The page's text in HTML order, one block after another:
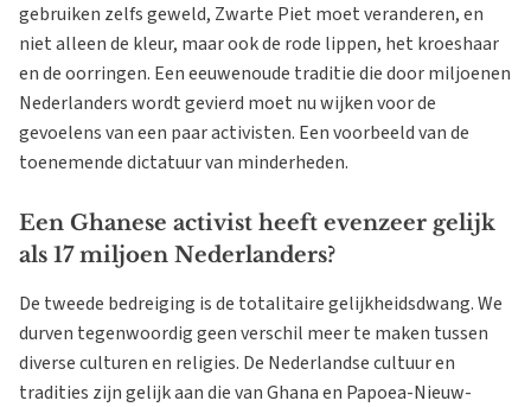
gebruiken zelfs geweld, Zwarte Piet moet veranderen, en
niet alleen de kleur, maar ook de rode lippen, het kroeshaar
en de oorringen. Een eeuwenoude traditie die door miljoenen
Nederlanders wordt gevierd moet nu wijken voor de
gevoelens van een paar activisten. Een voorbeeld van de
toenemende dictatuur van minderheden.
Een Ghanese activist heeft evenzeer gelijk
als 17 miljoen Nederlanders?
De tweede bedreiging is de totalitaire gelijkheidsdwang. We
durven tegenwoordig geen verschil meer te maken tussen
diverse culturen en religies. De Nederlandse cultuur en
tradities zijn gelijk aan die van Ghana en Papoea-Nieuw-